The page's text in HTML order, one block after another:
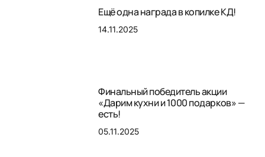
Ещё одна награда в копилке КД!
14.11.2025
Финальный победитель акции
«Дарим кухни и 1000 подарков» —
есть!
05.11.2025